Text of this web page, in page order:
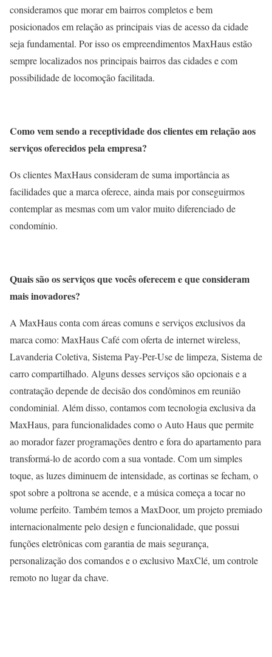
consideramos que morar em bairros completos e bem
posicionados em relação as principais vias de acesso da cidade
seja fundamental. Por isso os empreendimentos MaxHaus estão
sempre localizados nos principais bairros das cidades e com
possibilidade de locomoção facilitada.
Como vem sendo a receptividade dos clientes em relação aos
serviços oferecidos pela empresa?
Os clientes MaxHaus consideram de suma importância as
facilidades que a marca oferece, ainda mais por conseguirmos
contemplar as mesmas com um valor muito diferenciado de
condomínio.
Quais são os serviços que vocês oferecem e que consideram
mais inovadores?
A MaxHaus conta com áreas comuns e serviços exclusivos da
marca como: MaxHaus Café com oferta de internet wireless,
Lavanderia Coletiva, Sistema Pay-Per-Use de limpeza, Sistema de
carro compartilhado. Alguns desses serviços são opcionais e a
contratação depende de decisão dos condôminos em reunião
condominial. Além disso, contamos com tecnologia exclusiva da
MaxHaus, para funcionalidades como o Auto Haus que permite
ao morador fazer programações dentro e fora do apartamento para
transformá-lo de acordo com a sua vontade. Com um simples
toque, as luzes diminuem de intensidade, as cortinas se fecham, o
spot sobre a poltrona se acende, e a música começa a tocar no
volume perfeito. Também temos a MaxDoor, um projeto premiado
internacionalmente pelo design e funcionalidade, que possui
funções eletrônicas com garantia de mais segurança,
personalização dos comandos e o exclusivo MaxClé, um controle
remoto no lugar da chave.